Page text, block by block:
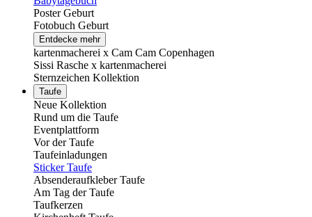
Poster Geburt
Fotobuch Geburt
Entdecke mehr
kartenmacherei x Cam Cam Copenhagen
Sissi Rasche x kartenmacherei
Sternzeichen Kollektion
Taufe
Neue Kollektion
Rund um die Taufe
Eventplattform
Vor der Taufe
Taufeinladungen
Sticker Taufe
Absenderaufkleber Taufe
Am Tag der Taufe
Taufkerzen